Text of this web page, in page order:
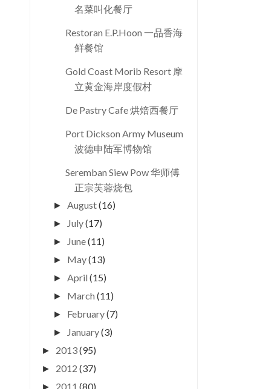
名菜叫化餐厅
Restoran E.P.Hoon 一品香海
鲜餐馆
Gold Coast Morib Resort 摩
立黄金海岸度假村
De Pastry Cafe 烘焙西餐厅
Port Dickson Army Museum
波德申陆军博物馆
Seremban Siew Pow 华师傅
正宗芙蓉烧包
►August(16)
► July(17)
► June(11)
► May(13)
►April(15)
► March(11)
► February(7)
► January(3)
► 2013(95)
► 2012 (37)
► 2011 (80)